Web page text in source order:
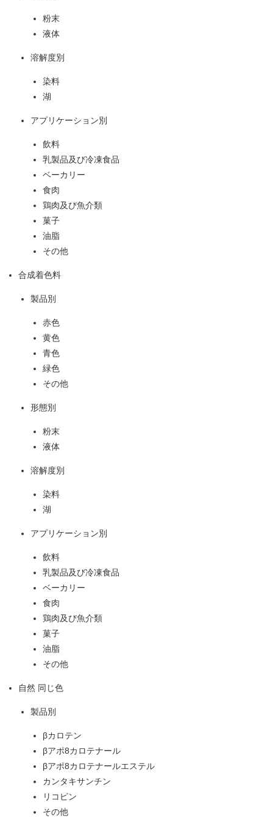
粉末
液体
溶解度別
染料
湖
アプリケーション別
飲料
乳製品及び冷凍食品
ベーカリー
食肉
鶏肉及び魚介類
菓子
油脂
その他
合成着色料
製品別
赤色
黄色
青色
緑色
その他
形態別
粉末
液体
溶解度別
染料
湖
アプリケーション別
飲料
乳製品及び冷凍食品
ベーカリー
食肉
鶏肉及び魚介類
菓子
油脂
その他
自然 同じ色
製品別
βカロテン
βアポ8カロテナール
βアポ8カロテナールエステル
カンタキサンチン
リコピン
その他